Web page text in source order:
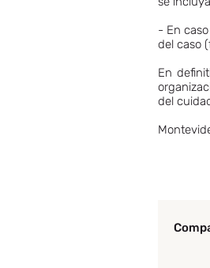
- En
del caso
En
del